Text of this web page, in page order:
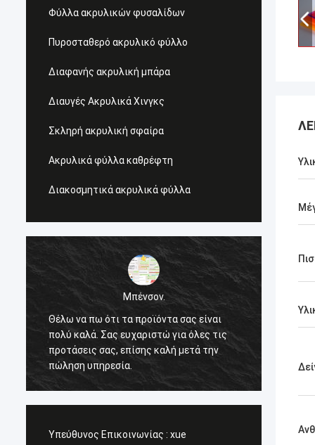
Φύλλα ακρυλικών φυσαλίδων
Πυροσταθερό ακρυλικό φύλλο
Διαφανής ακρυλική μπάρα
Διαυγές Ακρυλικά Χινγκς
Σκληρή ακρυλική σφαίρα
Ακρυλικά φύλλα καθρέφτη
Διακοσμητικά ακρυλικά φύλλα
τα προϊόντα σας είναι
ευχαριστώ για όλες τις
επίσης καλή μετά την
Θέλω να πω ότι τα προϊόντα
πολύ καλά. Σας ευχαριστώ
προτάσεις σας, επίσης καλή
πώληση υπηρεσία.
Υπεύθυνος Επικοινωνίας : xue